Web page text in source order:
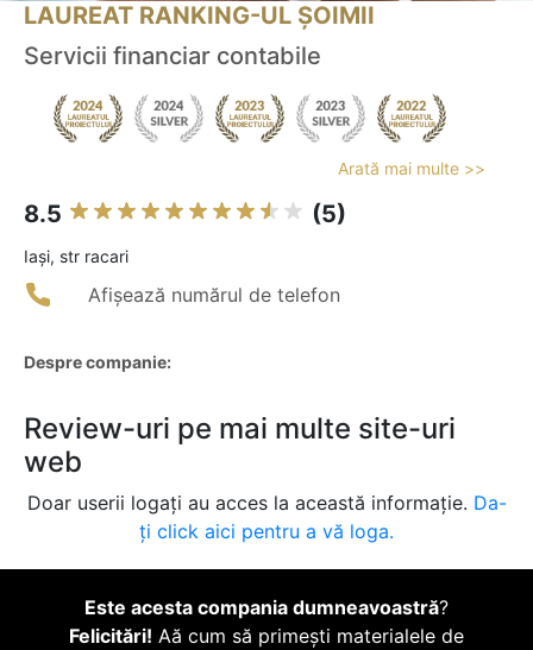
LAUREAT RANKING-UL ȘOIMII
Servicii financiar contabile
Arată mai multe >>
8.5 (5)
Iaşi, str racari
Afișează numărul de telefon
Despre companie:
Review-uri pe mai multe site-uri
web
Doar userii logați au acces la această informație. Da-
ți click aici pentru a vă loga.
Este acesta compania dumneavoastră?
Felicitări! Aă cum să primești materialele de